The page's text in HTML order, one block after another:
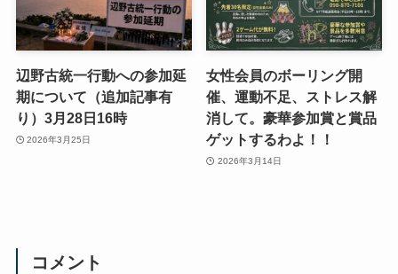
辺野古統一行動への参加延
期について（追加記事有
り）3月28日16時
2026年3月25日
女性会員のボーリング開
催、運動不足、ストレス解
消して。豪華参加賞と賞品
ゲットするわよ！！
2026年3月14日
コメント